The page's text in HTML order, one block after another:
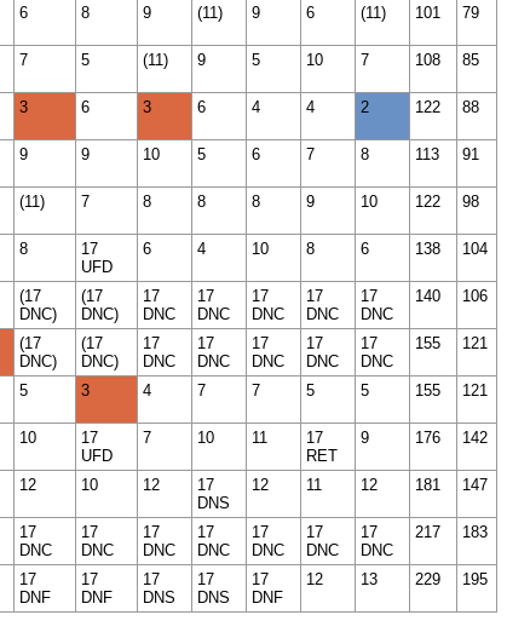
6 8 9 (11) 9 6 (11) 101 79
7 5 (11) 9 5 10 7 108 85
3 6 3 6 4 4 2 122 88
9 9 10 5 6 7 8 113 91
(11) 7 8 8 8 9 10 122 98
8
17
UFD
6 4 10 8 6 138 104
(17
DNC)
(17
DNC)
17
DNC
17
DNC
17
DNC
17
DNC
17
DNC
140 106
(17
DNC)
(17
DNC)
17
DNC
17
DNC
17
DNC
17
DNC
17
DNC
155 121
5 3 4 7 7 5 5 155 121
10
17
UFD
7 10 11
17
RET
9 176 142
12 10 12
17
DNS
12 11 12 181 147
17
DNC
17
DNC
17
DNC
17
DNC
17
DNC
17
DNC
17
DNC
217 183
17
DNF
17
DNF
17
DNS
17
DNS
17
DNF
12 13 229 195